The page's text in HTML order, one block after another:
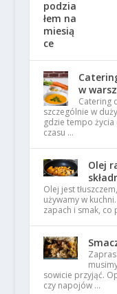
w
Catering
szczególnie w
gdzie tempo
czasu …
Olej
Olej jest
używamy w
zapach i smak, co
sowicie przyjąć.
czy napojów …